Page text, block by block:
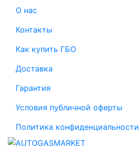
О нас
Контакты
Как купить ГБО
Доставка
Гарантия
Условия публичной оферты
Политика конфиденциальности